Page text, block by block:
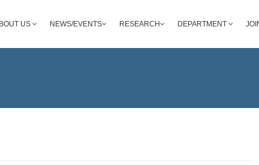
US NEWS/EVENTS RESEARCH DEPARTMENT